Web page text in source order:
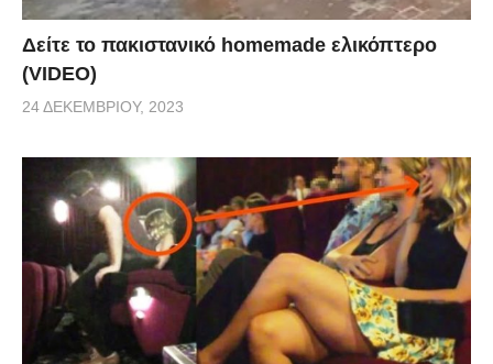
Δείτε το πακιστανικό homemade ελικόπτερο
(VIDEO)
24 ΔΕΚΕΜΒΡΊΟΥ, 2023